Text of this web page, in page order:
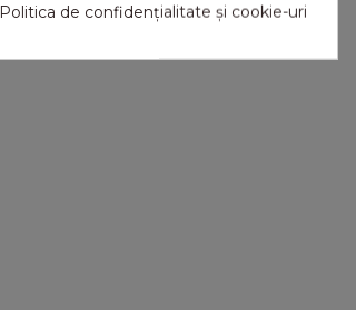
Politica de confidențialitate și cookie-uri